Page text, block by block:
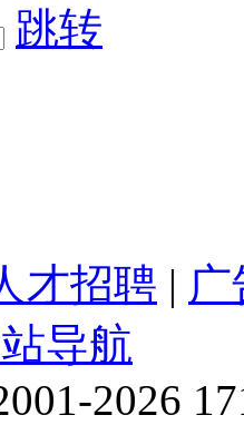
跳转
才招聘 |
导航
2026